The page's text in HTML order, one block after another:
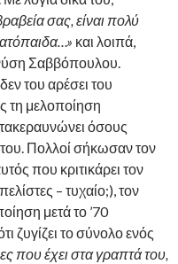
σας, είναι πολύ
και λοιπά,
Σαββόπουλου.
του αρέσει του
τη μελοποίηση
όσους
του. Πολλοί σήκωσαν τον
που κριτικάρει τον
– τυχαίο;), τον
μετά το ’70
ζυγίζει το σύνολο ενός
που έχει στα γραπτά του,